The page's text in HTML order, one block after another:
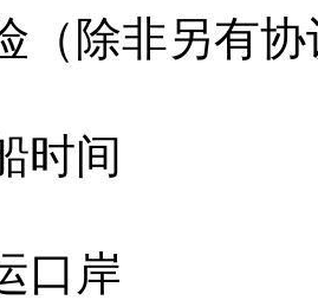
除非另有协
时间
口岸